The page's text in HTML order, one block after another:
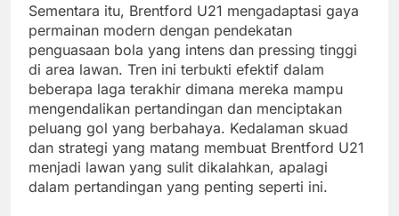
Sementara itu, Brentford U21 mengadaptasi gaya
permainan modern dengan pendekatan
penguasaan bola yang intens dan pressing tinggi
di area lawan. Tren ini terbukti efektif dalam
beberapa laga terakhir dimana mereka mampu
mengendalikan pertandingan dan menciptakan
peluang gol yang berbahaya. Kedalaman skuad
dan strategi yang matang membuat Brentford U21
menjadi lawan yang sulit dikalahkan, apalagi
dalam pertandingan yang penting seperti ini.